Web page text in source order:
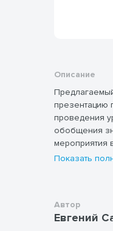
Описание
презентацию
проведения
обобщения
мероприятия
Викторина в
содержит
в истории
Показать
Автор
Евгений